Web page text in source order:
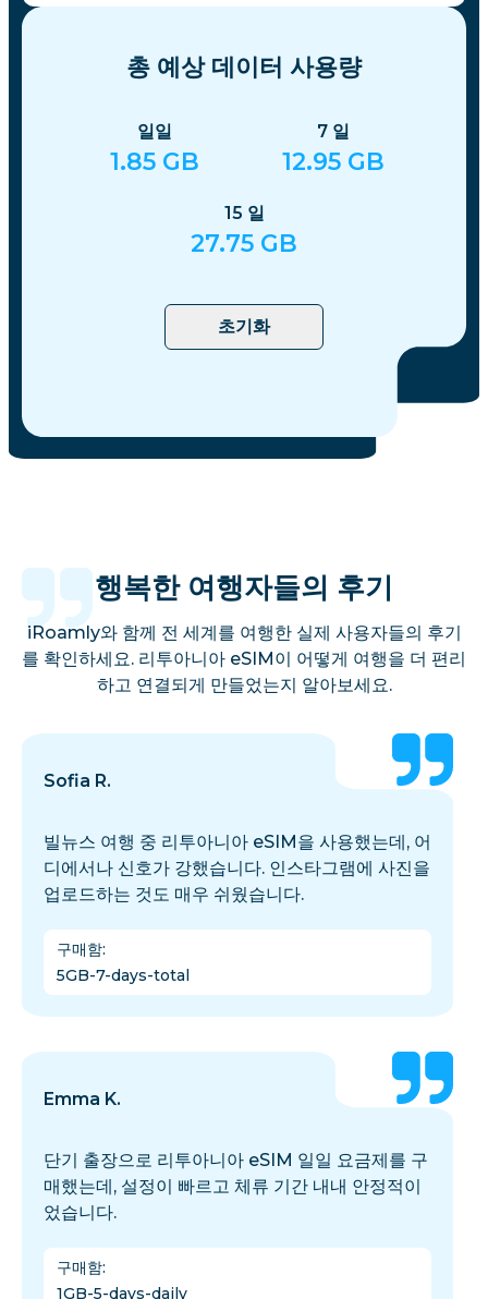
총 예상 데이터 사용량
일일
1.85 GB
7 일
12.95 GB
15 일
27.75 GB
초기화
행복한 여행자들의 후기
iRoamly와 함께 전 세계를 여행한 실제 사용자들의 후기
를 확인하세요. 리투아니아 eSIM이 어떻게 여행을 더 편리
하고 연결되게 만들었는지 알아보세요.
Sofia R.
빌뉴스 여행 중 리투아니아 eSIM을 사용했는데, 어
디에서나 신호가 강했습니다. 인스타그램에 사진을
업로드하는 것도 매우 쉬웠습니다.
구매함:
5GB-7-days-total
Emma K.
단기 출장으로 리투아니아 eSIM 일일 요금제를 구
매했는데, 설정이 빠르고 체류 기간 내내 안정적이
었습니다.
구매함:
1GB-5-days-daily